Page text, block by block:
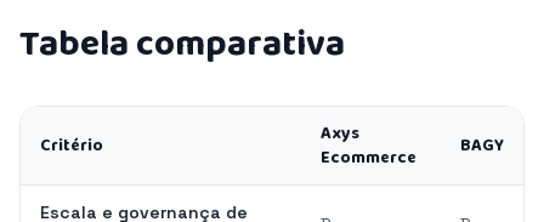
Tabela comparativa
Critério
Axys
Ecommerce
BAGY
Escala e governança de